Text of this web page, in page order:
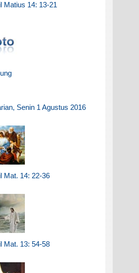
Matius 14: 13-21
Senin 1 Agustus 2016
Mat. 14: 22-36
Mat. 13: 54-58